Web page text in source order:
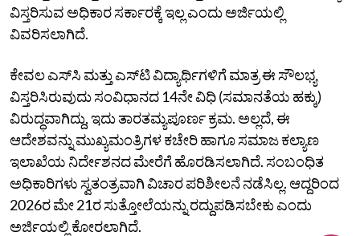
ವಿಸ್ತರಿಸುವ ಅಧಿಕಾರ ಸರ್ಕಾರಕ್ಕೆ ಇಲ್ಲ ಎಂದು ಅರ್ಜಿಯಲ್ಲಿ
ವಿವರಿಸಲಾಗಿದೆ.
ಕೇವಲ ಎಸ್‌ಸಿ ಮತ್ತು ಎಸ್‌ಟಿ ವಿದ್ಯಾರ್ಥಿಗಳಿಗೆ ಮಾತ್ರ ಈ ಸೌಲಭ್ಯ
ವಿಸ್ತರಿಸಿರುವುದು ಸಂವಿಧಾನದ 14ನೇ ವಿಧಿ (ಸಮಾನತೆಯ ಹಕ್ಕು)
ವಿರುದ್ಧವಾಗಿದ್ದು, ಇದು ತಾರತಮ್ಯಪೂರ್ಣ ಕ್ರಮ. ಅಲ್ಲದೆ, ಈ
ಆದೇಶವನ್ನು ಮುಖ್ಯಮಂತ್ರಿಗಳ ಕಚೇರಿ ಹಾಗೂ ಸಮಾಜ ಕಲ್ಯಾಣ
ಇಲಾಖೆಯ ನಿರ್ದೇಶನದ ಮೇರೆಗೆ ಹೊರಡಿಸಲಾಗಿದೆ. ಸಂಬಂಧಿತ
ಅಧಿಕಾರಿಗಳು ಸ್ವತಂತ್ರವಾಗಿ ವಿಚಾರ ಪರಿಶೀಲನೆ ನಡೆಸಿಲ್ಲ. ಆದ್ದರಿಂದ
2026ರ ಮೇ 21ರ ಸುತ್ತೋಲೆಯನ್ನು ರದ್ದುಪಡಿಸಬೇಕು ಎಂದು
ಅರ್ಜಿಯಲ್ಲಿ ಕೋರಲಾಗಿದೆ.